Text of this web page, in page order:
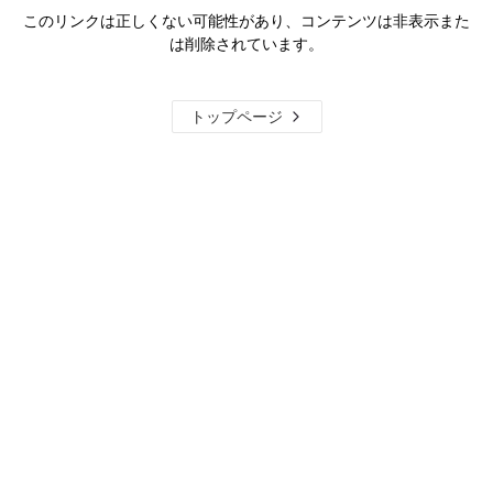
このリンクは正しくない可能性があり、コンテンツは非表示また
は削除されています。
トップページ